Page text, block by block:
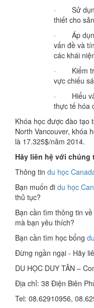
· Sử dụng
thiết cho
· Áp dụng
vấn đề và
các khái
· Kiểm tra
vực chiếu
· Hiểu và
thực tế hóa
Khóa học được đào tạo
North Vancouver, khóa
là 17.325$/năm 2014.
Hãy liên hệ với
Thông tin du học
Bạn muốn đi du học
thủ tục?
Bạn cần tìm thông tin
mà bạn yêu thích?
Bạn cần tìm học bổng
Đừng ngần ngại - Hãy
DU HỌC DUY TÂN –
Địa chỉ: 38 Điện Biên
Tel: 08.62910956,